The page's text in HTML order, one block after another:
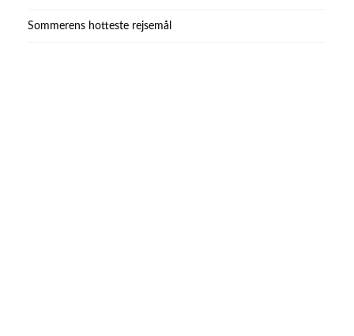
Sommerens hotteste rejsemål